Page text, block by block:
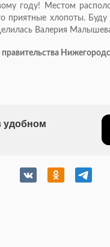
году! Местом
хлопоты. Буду
Валерия
удобном